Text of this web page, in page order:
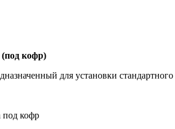
кофр)
для установки
под кофр